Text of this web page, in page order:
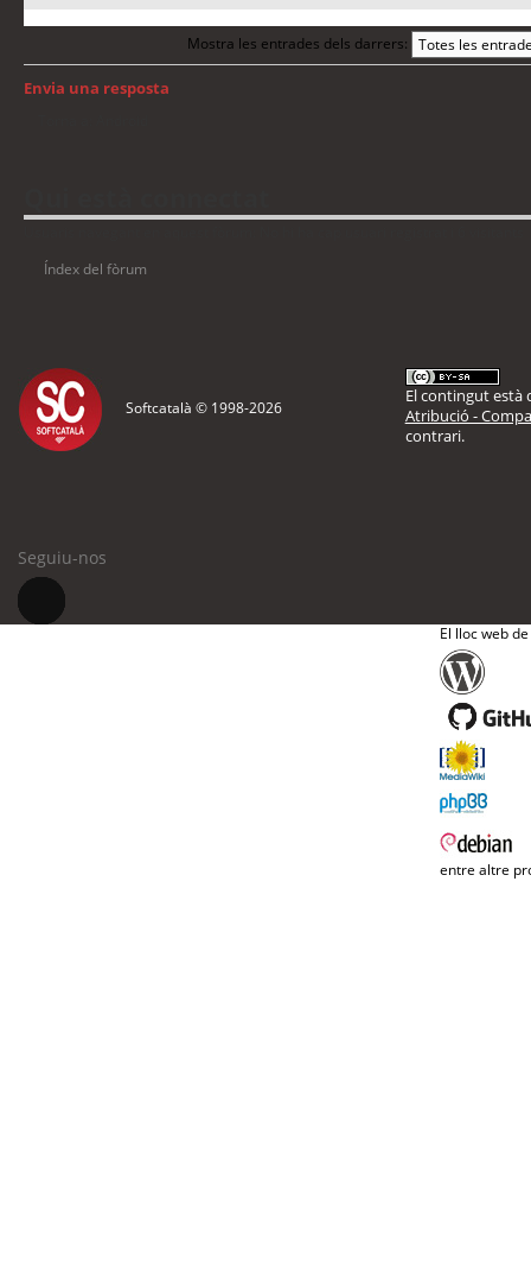
Mostra les entrades dels darrers:
Envia una resposta
Índex del fòrum
Softcatalà © 1998-2026
El contingut està
Atribució -
contrari.
Seguiu-nos
El lloc web
entre altre